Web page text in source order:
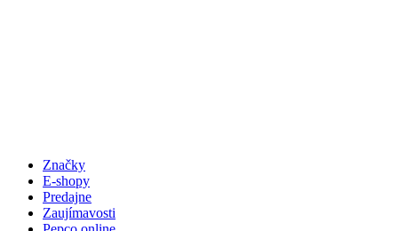
Značky
E-shopy
Predajne
Zaujímavosti